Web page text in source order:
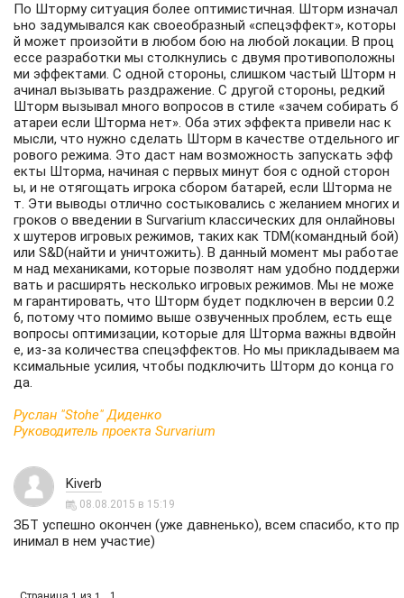
По Шторму ситуация более оптимистичная. Шторм изначал
ьно задумывался как своеобразный «спецэффект», которы
й может произойти в любом бою на любой локации. В проц
ессе разработки мы столкнулись с двумя противоположны
ми эффектами. С одной стороны, слишком частый Шторм н
ачинал вызывать раздражение. С другой стороны, редкий
Шторм вызывал много вопросов в стиле «зачем собирать б
атареи если Шторма нет». Оба этих эффекта привели нас к
мысли, что нужно сделать Шторм в качестве отдельного иг
рового режима. Это даст нам возможность запускать эфф
екты Шторма, начиная с первых минут боя с одной сторон
ы, и не отягощать игрока сбором батарей, если Шторма не
т. Эти выводы отлично состыковались с желанием многих и
гроков о введении в Survarium классических для онлайновы
х шутеров игровых режимов, таких как TDM(командный бой)
или S&D(найти и уничтожить). В данный момент мы работае
м над механиками, которые позволят нам удобно поддержи
вать и расширять несколько игровых режимов. Мы не може
м гарантировать, что Шторм будет подключен в версии 0.2
6, потому что помимо выше озвученных проблем, есть еще
вопросы оптимизации, которые для Шторма важны вдвойн
е, из-за количества спецэффектов. Но мы прикладываем ма
ксимальные усилия, чтобы подключить Шторм до конца го
да.
Руслан "Stohe" Диденко
Руководитель проекта Survarium
Kiverb
08.08.2015 в 15:19
ЗБТ успешно окончен (уже давненько), всем спасибо, кто пр
инимал в нем участие)